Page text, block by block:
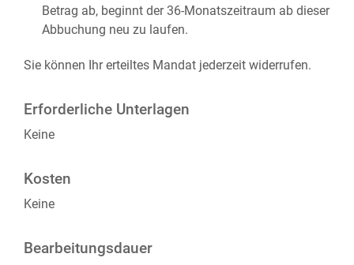
Betrag ab, beginnt der 36-Monatszeitraum ab dieser
Abbuchung neu zu laufen.
Sie können Ihr erteiltes Mandat jederzeit widerrufen.
Erforderliche Unterlagen
Keine
Kosten
Keine
Bearbeitungsdauer